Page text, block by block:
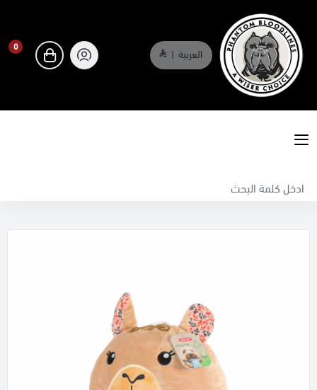
phantombloodlinesالعربية |
0